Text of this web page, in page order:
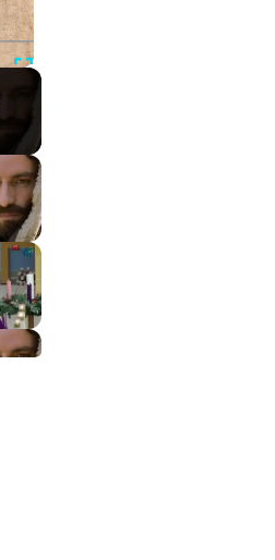
Fullscreen